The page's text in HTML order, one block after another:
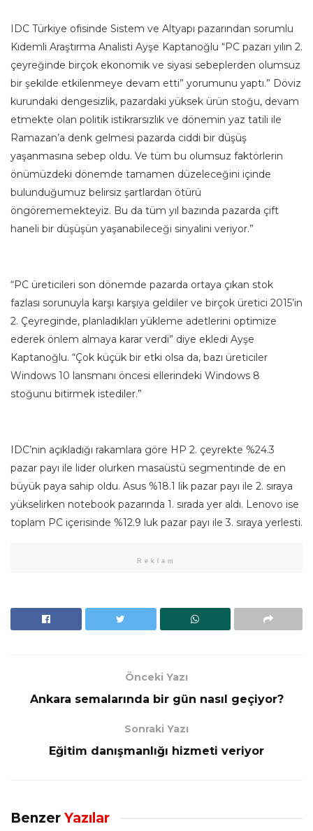
IDC Türkiye ofisinde Sistem ve Altyapı pazarından sorumlu
Kıdemli Araştırma Analisti Ayşe Kaptanoğlu “PC pazarı yılın 2.
çeyreğinde birçok ekonomik ve siyasi sebeplerden olumsuz
bir şekilde etkilenmeye devam etti” yorumunu yaptı.” Döviz
kurundaki dengesizlik, pazardaki yüksek ürün stoğu, devam
etmekte olan politik istikrarsızlık ve dönemin yaz tatili ile
Ramazan’a denk gelmesi pazarda ciddi bir düşüş
yaşanmasına sebep oldu. Ve tüm bu olumsuz faktörlerin
önümüzdeki dönemde tamamen düzeleceğini içinde
bulunduğumuz belirsiz şartlardan ötürü
öngörememekteyiz. Bu da tüm yıl bazında pazarda çift
haneli bir düşüşün yaşanabileceği sinyalini veriyor.”
“PC üreticileri son dönemde pazarda ortaya çıkan stok
fazlası sorunuyla karşı karşıya geldiler ve birçok üretici 2015’in
2. Çeyreginde, planladıkları yükleme adetlerini optimize
ederek önlem almaya karar verdi” diye ekledi Ayşe
Kaptanoğlu. “Çok küçük bir etki olsa da, bazı üreticiler
Windows 10 lansmanı öncesi ellerindeki Windows 8
stoğunu bitirmek istediler.”
IDC’nin açıkladığı rakamlara göre HP 2. çeyrekte %24.3
pazar payı ile lider olurken masaüstü segmentinde de en
büyük paya sahip oldu. Asus %18.1 lik pazar payı ile 2. sıraya
yükselirken notebook pazarında 1. sırada yer aldı. Lenovo ise
toplam PC içerisinde %12.9 luk pazar payı ile 3. sıraya yerlesti.
Reklam
Önceki Yazı
Ankara semalarında bir gün nasıl geçiyor?
Sonraki Yazı
Eğitim danışmanlığı hizmeti veriyor
Benzer Yazılar